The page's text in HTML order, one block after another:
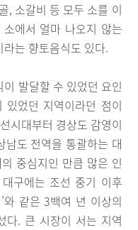
, 소갈비 등 모두 소를 이
에서 얼마 나오지 않는
는 향토음식도 있다.
발달할 수 있었던 요인
었던 지역이라던 점이
시대부터 경상도 감영이
남도 전역을 통괄하는 대
중심지인 만큼 많은 인
구에는 조선 중기 이후
와 같은 3백여 년 이상의
다. 큰 시장이 서는 지역